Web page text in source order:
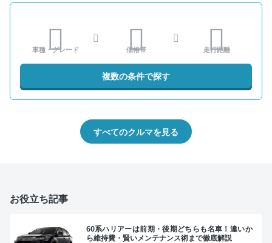
車種・グレード 価格帯 走行距離
複数の条件で探す
すべてのクルマを見る
お役立ち記事
60系ハリアーは前期・後期どちらも名車！違いか
ら維持費・賢いメンテナンス術まで徹底解説